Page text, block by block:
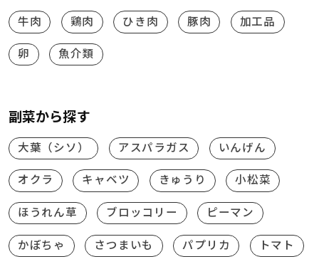
牛肉 鶏肉 ひき肉 豚肉 加工品
卵 魚介類
副菜から探す
大葉（シソ） アスパラガス いんげん
オクラ キャベツ きゅうり 小松菜
ほうれん草 ブロッコリー ピーマン
かぼちゃ さつまいも パプリカ トマト